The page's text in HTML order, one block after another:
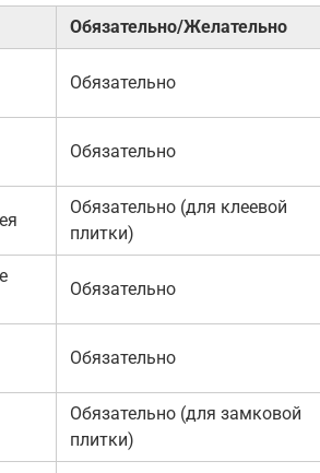
Обязательно/Желательно
Обязательно
Обязательно
Обязательно (для клеевой
плитки)
Обязательно
Обязательно
Обязательно (для замковой
плитки)